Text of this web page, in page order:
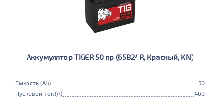
Аккумулятор TIGER 50 пр (65B24R, Красный, KN)
Емкость (Ач)
50
Пусковой ток (А)
460